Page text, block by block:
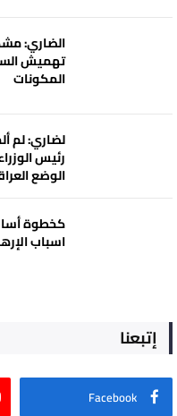
الضاري:
تهميش
المكونات
لضاري: لم
رئيس
الوضع
كخطوة
اسباب
إتبعنا
Facebook